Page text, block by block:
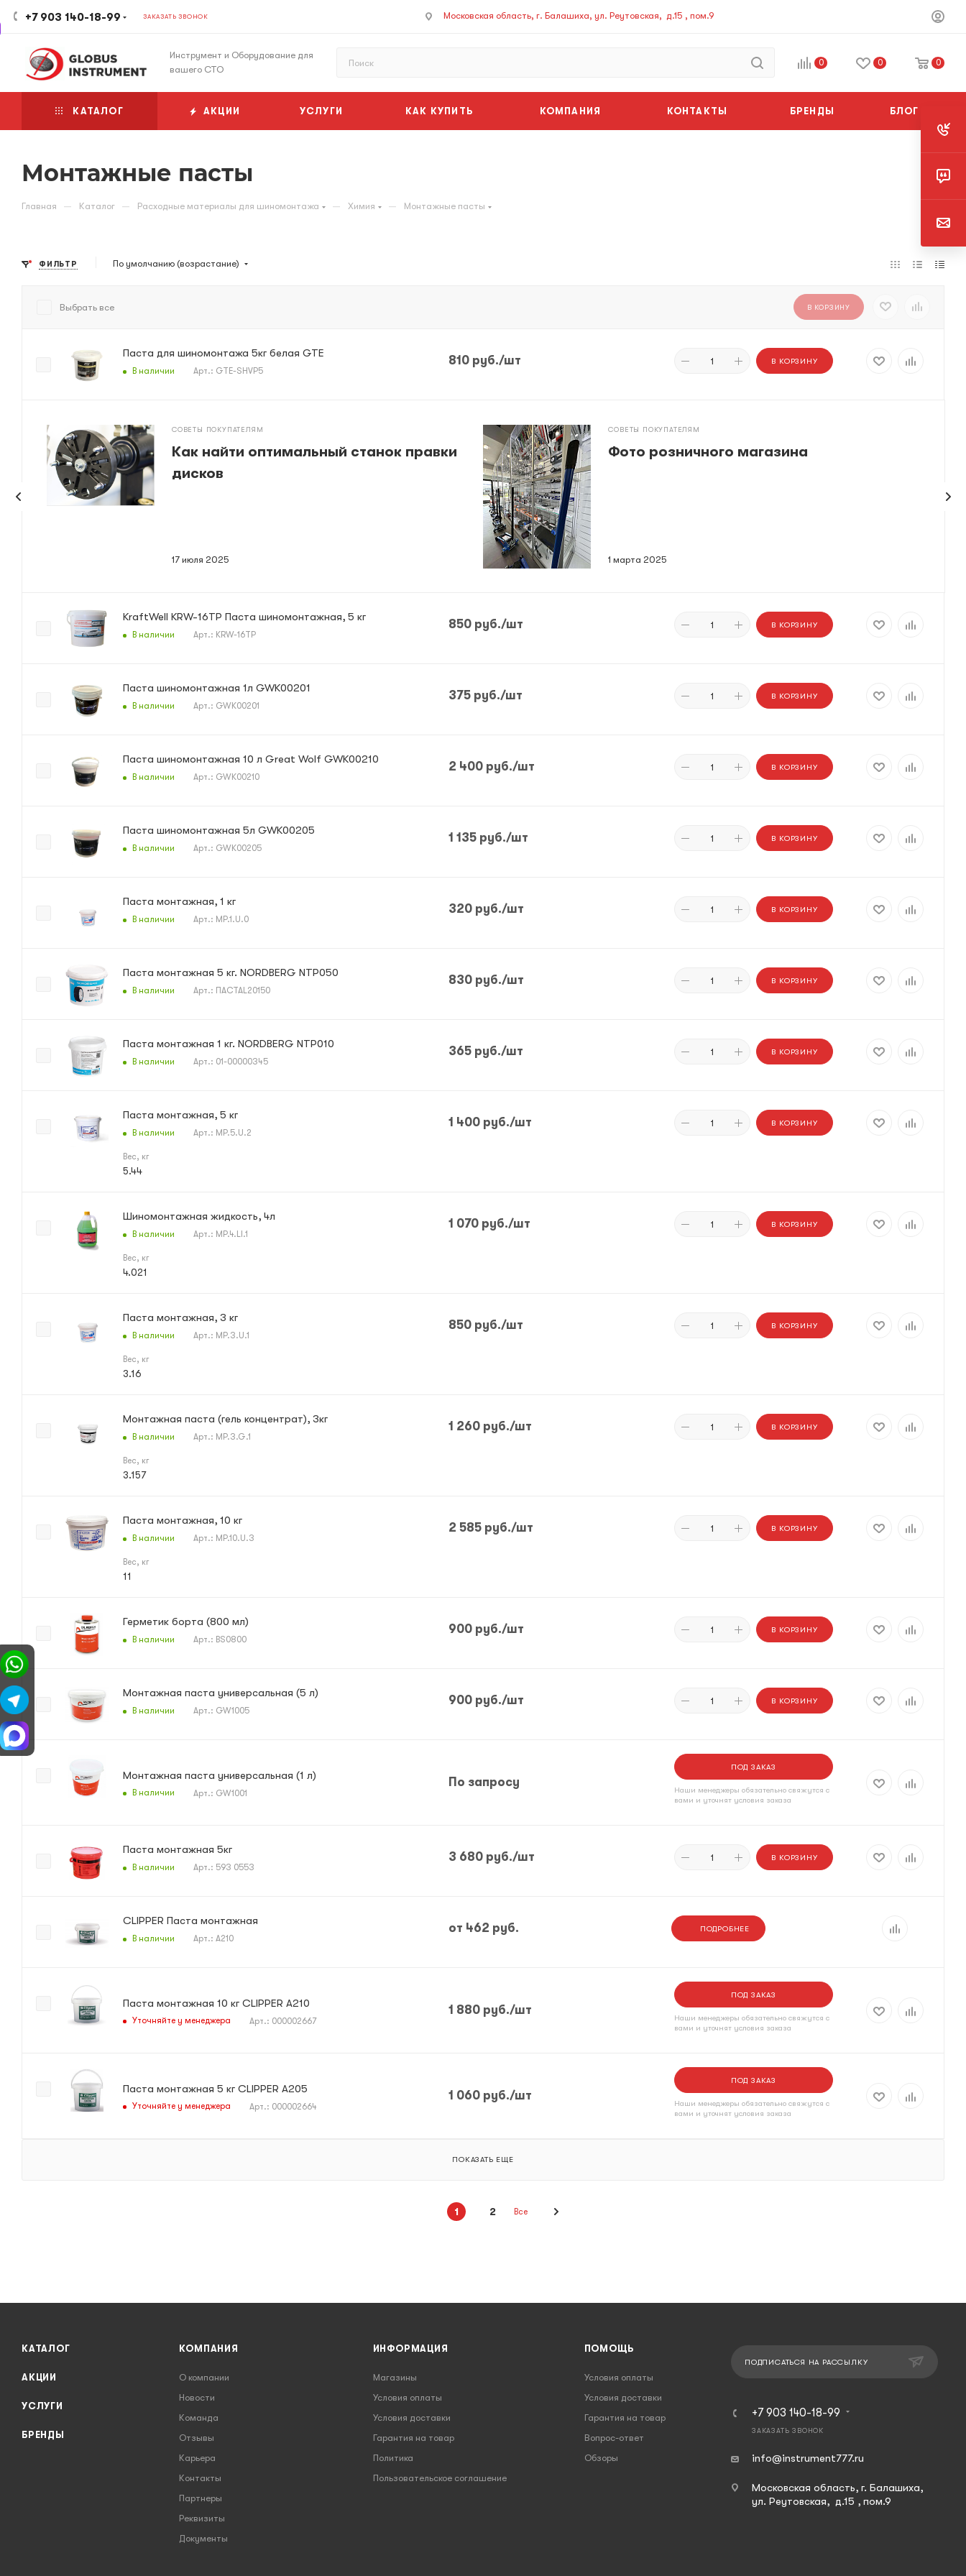
+7 903 140-18-99 ЗАКАЗАТЬ ЗВОНОК Московская область, г. Балашиха, ул. Реутовская, д.15 , пом.9
Инструмент и Оборудование для
вашего СТО
0 0 0
КАТАЛОГ АКЦИИ УСЛУГИ КАК КУПИТЬ КОМПАНИЯ КОНТАКТЫ БРЕНДЫ БЛОГ
Монтажные пасты
Главная — Каталог — Расходные материалы для шиномонтажа — Химия — Монтажные пасты
ФИЛЬТР По умолчанию (возрастание)
Выбрать все В КОРЗИНУ
Паста для шиномонтажа 5кг белая GTE
В наличии Арт.: GTE-SHVP5
810руб./шт В КОРЗИНУ
СОВЕТЫ ПОКУПАТЕЛЯМ
17 июля 2025
Как найти оптимальный станок правки
дисков
СОВЕТЫ ПОКУПАТЕЛЯМ
1 марта 2025
Фото розничного магазина
KraftWell KRW-16TP Паста шиномонтажная, 5 кг
В наличии Арт.: KRW-16TP
850руб./шт В КОРЗИНУ
Паста шиномонтажная 1л GWK00201
В наличии Арт.: GWK00201
375руб./шт В КОРЗИНУ
Паста шиномонтажная 10 л Great Wolf GWK00210
В наличии Арт.: GWK00210
2 400руб./шт В КОРЗИНУ
Паста шиномонтажная 5л GWK00205
В наличии Арт.: GWK00205
1 135руб./шт В КОРЗИНУ
Паста монтажная, 1 кг
В наличии Арт.: MP.1.U.0
320руб./шт В КОРЗИНУ
Паста монтажная 5 кг. NORDBERG NTP050
В наличии Арт.: ПАСТАL20150
830руб./шт В КОРЗИНУ
Паста монтажная 1 кг. NORDBERG NTP010
В наличии Арт.: 01-00000345
365руб./шт В КОРЗИНУ
Паста монтажная, 5 кг
В наличии Арт.: MP.5.U.2
1 400руб./шт В КОРЗИНУ
Вес, кг
5.44
Шиномонтажная жидкость, 4л
В наличии Арт.: MP.4.LI.1
1 070руб./шт В КОРЗИНУ
Вес, кг
4.021
Паста монтажная, 3 кг
В наличии Арт.: MP.3.U.1
850руб./шт В КОРЗИНУ
Вес, кг
3.16
Монтажная паста (гель концентрат), 3кг
В наличии Арт.: MP.3.G.1
1 260руб./шт В КОРЗИНУ
Вес, кг
3.157
Паста монтажная, 10 кг
В наличии Арт.: MP.10.U.3
2 585руб./шт В КОРЗИНУ
Вес, кг
11
Герметик борта (800 мл)
В наличии Арт.: BS0800
900руб./шт В КОРЗИНУ
Монтажная паста универсальная (5 л)
В наличии Арт.: GW1005
900руб./шт В КОРЗИНУ
Монтажная паста универсальная (1 л)
В наличии Арт.: GW1001
По запросу
ПОД ЗАКАЗ
Наши менеджеры обязательно свяжутся с
вами и уточнят условия заказа
Паста монтажная 5кг
В наличии Арт.: 593 0553
3 680руб./шт В КОРЗИНУ
CLIPPER Паста монтажная
В наличии Арт.: A210
от 462 руб. ПОДРОБНЕЕ
Паста монтажная 10 кг CLIPPER A210
Уточняйте у менеджера Арт.: 000002667
1 880руб./шт
ПОД ЗАКАЗ
Наши менеджеры обязательно свяжутся с
вами и уточнят условия заказа
Паста монтажная 5 кг CLIPPER A205
Уточняйте у менеджера Арт.: 000002664
1 060руб./шт
ПОД ЗАКАЗ
Наши менеджеры обязательно свяжутся с
вами и уточнят условия заказа
ПОКАЗАТЬ ЕЩЕ
1 2 Все
КАТАЛОГ
АКЦИИ
УСЛУГИ
БРЕНДЫ
КОМПАНИЯ
О компании
Новости
Команда
Отзывы
Карьера
Контакты
Партнеры
Реквизиты
Документы
ИНФОРМАЦИЯ
Магазины
Условия оплаты
Условия доставки
Гарантия на товар
Политика
Пользовательское соглашение
ПОМОЩЬ
Условия оплаты
Условия доставки
Гарантия на товар
Вопрос-ответ
Обзоры
ПОДПИСАТЬСЯ НА РАССЫЛКУ
+7 903 140-18-99
ЗАКАЗАТЬ ЗВОНОК
info@instrument777.ru
Московская область, г. Балашиха,
ул. Реутовская, д.15 , пом.9